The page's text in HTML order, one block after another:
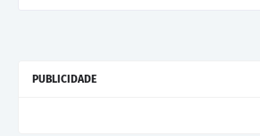
PUBLICIDADE